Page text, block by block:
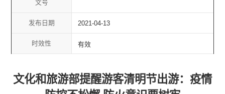
文号
发布日期 2021-04-13
时效性 有效
文化和旅游部提醒游客清明节出游：疫情